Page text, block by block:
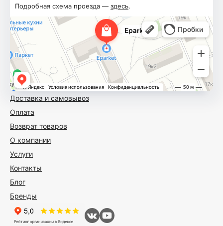
Доставка и самовывоз
Оплата
Возврат товаров
О компании
Услуги
Контакты
Блог
Бренды
Подробная схема проезда — здесь.